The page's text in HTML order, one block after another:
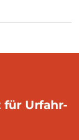
für Urfahr-